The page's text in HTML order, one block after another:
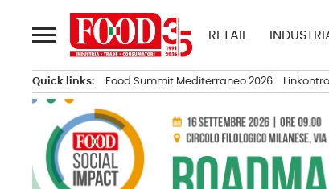
al
contenuto
RETAIL
Quick links: Food Summit Mediterraneo 2026